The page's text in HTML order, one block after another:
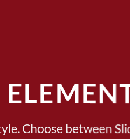
Choose between